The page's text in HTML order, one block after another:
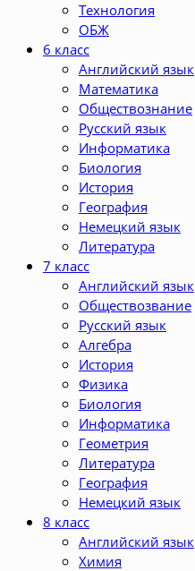
Технология
ОБЖ
6 класс
Английский язык
Математика
Обществознание
Русский язык
Информатика
Биология
История
География
Немецкий язык
Литература
7 класс
Английский язык
Обществозвание
Русский язык
Алгебра
История
Физика
Биология
Информатика
Геометрия
Литература
География
Немецкий язык
8 класс
Английский язык
Химия